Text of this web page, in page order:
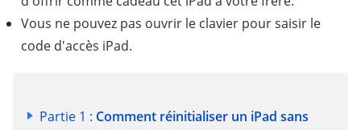
Vous ne pouvez pas ouvrir le clavier pour saisir le
code d'accès iPad.
Partie 1 : Comment réinitialiser un iPad sans